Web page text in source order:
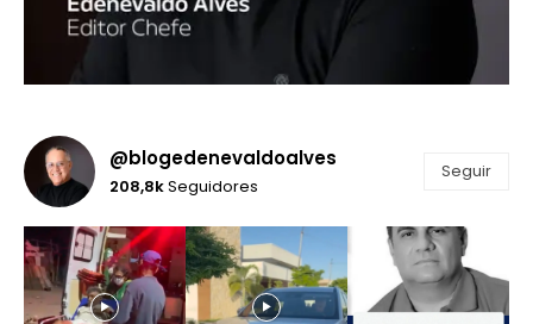
@blogedenevaldoalves
208,8kSeguidores
Seguir